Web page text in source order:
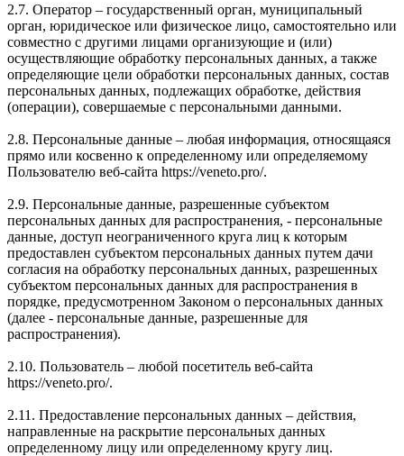
2.7. Оператор – государственный орган, муниципальный
орган, юридическое или физическое лицо, самостоятельно или
совместно с другими лицами организующие и (или)
осуществляющие обработку персональных данных, а также
определяющие цели обработки персональных данных, состав
персональных данных, подлежащих обработке, действия
(операции), совершаемые с персональными данными.
2.8. Персональные данные – любая информация, относящаяся
прямо или косвенно к определенному или определяемому
Пользователю веб-сайта https://veneto.pro/.
2.9. Персональные данные, разрешенные субъектом
персональных данных для распространения, - персональные
данные, доступ неограниченного круга лиц к которым
предоставлен субъектом персональных данных путем дачи
согласия на обработку персональных данных, разрешенных
субъектом персональных данных для распространения в
порядке, предусмотренном Законом о персональных данных
(далее - персональные данные, разрешенные для
распространения).
2.10. Пользователь – любой посетитель веб-сайта
https://veneto.pro/.
2.11. Предоставление персональных данных – действия,
направленные на раскрытие персональных данных
определенному лицу или определенному кругу лиц.